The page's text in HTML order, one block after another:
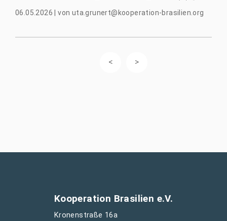
06.05.2026 |von uta.grunert@kooperation-brasilien.org
Kooperation Brasilien e.V.
Kronenstraße 16a